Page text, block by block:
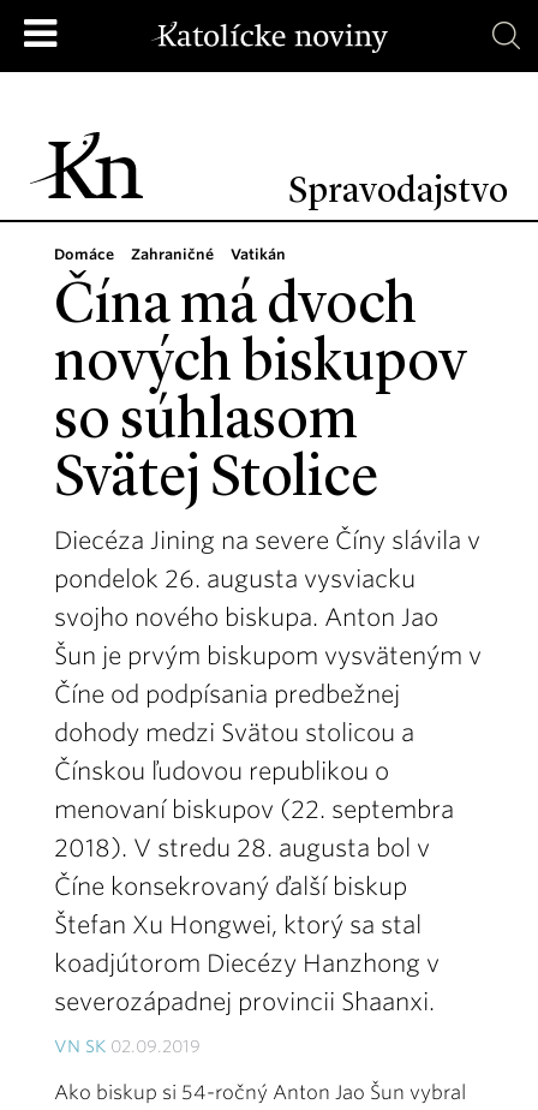
Spravodajstvo
Domáce Zahraničné Vatikán
Čína má dvoch
nových biskupov
so súhlasom
Svätej Stolice
Diecéza Jining na severe Číny slávila v
pondelok 26. augusta vysviacku
svojho nového biskupa. Anton Jao
Šun je prvým biskupom vysväteným v
Číne od podpísania predbežnej
dohody medzi Svätou stolicou a
Čínskou ľudovou republikou o
menovaní biskupov (22. septembra
2018). V stredu 28. augusta bol v
Číne konsekrovaný ďalší biskup
Štefan Xu Hongwei, ktorý sa stal
koadjútorom Diecézy Hanzhong v
severozápadnej provincii Shaanxi.
VN SK 02.09.2019
Ako biskup si 54-ročný Anton Jao Šun vybral